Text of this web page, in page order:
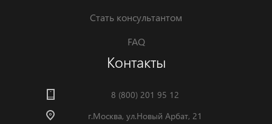
Стать консультантом
FAQ
Контакты
8 (800) 201 95 12
г.Москва, ул.Новый Арбат, 21